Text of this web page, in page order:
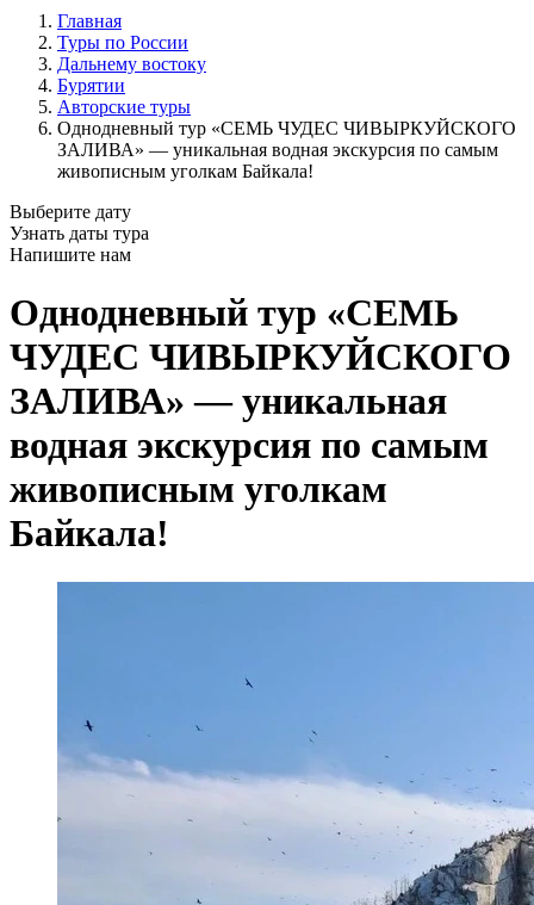
Главная
Туры по России
Дальнему востоку
Бурятии
Авторские туры
Однодневный тур «СЕМЬ ЧУДЕС ЧИВЫРКУЙСКОГО
ЗАЛИВА» — уникальная водная экскурсия по самым
живописным уголкам Байкала!
Выберите дату
Узнать даты тура
Напишите нам
Однодневный тур «СЕМЬ
ЧУДЕС ЧИВЫРКУЙСКОГО
ЗАЛИВА» — уникальная
водная экскурсия по самым
живописным уголкам
Байкала!